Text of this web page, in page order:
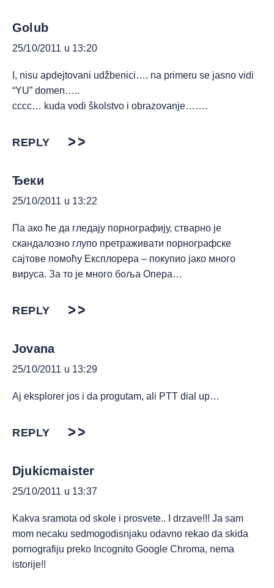
Golub
25/10/2011 u 13:20
I, nisu apdejtovani udžbenici…. na primeru se jasno vidi
“YU” domen…..
cccc… kuda vodi školstvo i obrazovanje…….
REPLY
Ђеки
25/10/2011 u 13:22
Па ако ће да гледају порнографију, стварно је
скандалозно глупо претраживати порнографске
сајтове помоћу Експлорера – покупио јако много
вируса. За то је много боља Опера…
REPLY
Jovana
25/10/2011 u 13:29
Aj eksplorer jos i da progutam, ali PTT dial up…
REPLY
Djukicmaister
25/10/2011 u 13:37
Kakva sramota od skole i prosvete.. I drzave!!! Ja sam
mom necaku sedmogodisnjaku odavno rekao da skida
pornografiju preko Incognito Google Chroma, nema
istorije!!